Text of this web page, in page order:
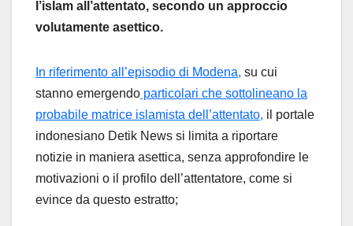
l’islam all’attentato, secondo un approccio
volutamente asettico.
In riferimento all’episodio di Modena, su cui
stanno emergendo particolari che sottolineano la
probabile matrice islamista dell’attentato, il portale
indonesiano Detik News si limita a riportare
notizie in maniera asettica, senza approfondire le
motivazioni o il profilo dell’attentatore, come si
evince da questo estratto;